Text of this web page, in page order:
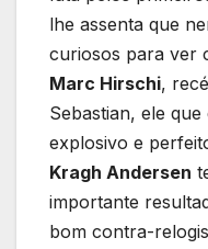
lhe assenta que
curiosos para ver
Marc Hirschi,
Sebastian, ele
explosivo e
Kragh Andersen
importante
bom contra-